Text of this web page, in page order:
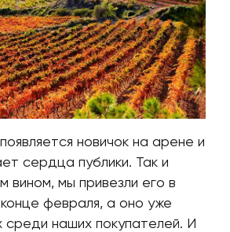
новичок на арене и
сердца публики. Так и
вином, мы привезли его в
февраля, а оно уже
наших покупателей. И